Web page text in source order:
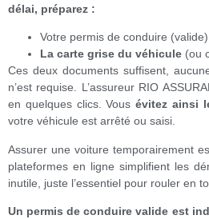
délai, préparez :
Votre permis de conduire (valide)
La carte grise du véhicule (ou
Ces deux documents suffisent,
n’est requise. L’assureur RIO
en quelques clics. Vousévitez ainsi
votre véhicule est arrêté ou saisi.
Assurer une voiture temporairement
plateformes en ligne simplifient les
inutile, juste l’essentiel pour rouler en
Un permis de conduire valide est